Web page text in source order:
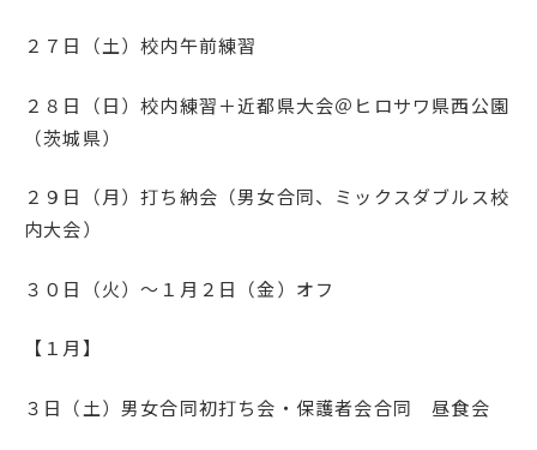
２７日（土）校内午前練習
２８日（日）校内練習＋近都県大会＠ヒロサワ県西公園
（茨城県）
２９日（月）打ち納会（男女合同、ミックスダブルス校
内大会）
３０日（火）～１月２日（金）オフ
【１月】
３日（土）男女合同初打ち会・保護者会合同 昼食会